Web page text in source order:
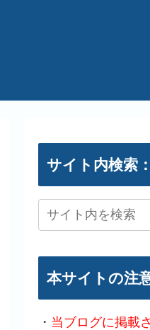
サイト内検索：
本サイトの注
・ 当ブログに掲載